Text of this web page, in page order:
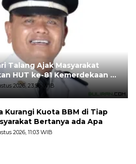
Talang Ajak Masyarakat
HUT ke-81 Kemerdekaan RI
Bendera Merah
2026, 23:56 WIB
Kurangi Kuota BBM di Tiap
Bertanya ada Apa
2026, 11:03 WIB